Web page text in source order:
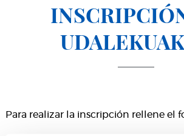
Para realizar la inscripción rellene el